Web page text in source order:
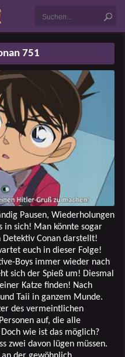
751
Pausen, Wiederholungen
in sich! Man könnte sogar
Detektiv Conan darstellt!
euch in dieser Folge!
Boys immer wieder nach
sich der Spieß um! Diesmal
Katze finden! Nach
Taii in ganzem Munde.
des vermeintlichen
auf, die alle
wie ist das möglich?
zwei davon lügen müssen.